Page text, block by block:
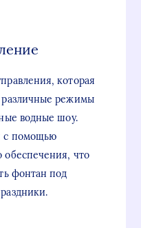
которая
различные режимы
водные шоу.
с помощью
обеспечения, что
фонтан под